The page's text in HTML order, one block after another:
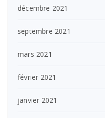
décembre 2021
septembre 2021
mars 2021
février 2021
janvier 2021